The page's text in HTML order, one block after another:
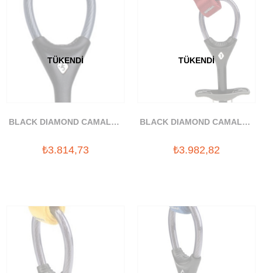
TÜKENDI
BLACK DIAMOND CAMALOT
₺3.814,73
TÜKENDI
BLACK DIAMOND CAMALOT
₺3.982,82